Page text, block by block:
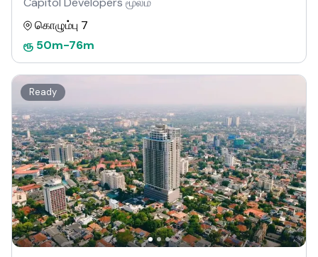
கொழும்பு 7
ரூ 50m-76m
Ready